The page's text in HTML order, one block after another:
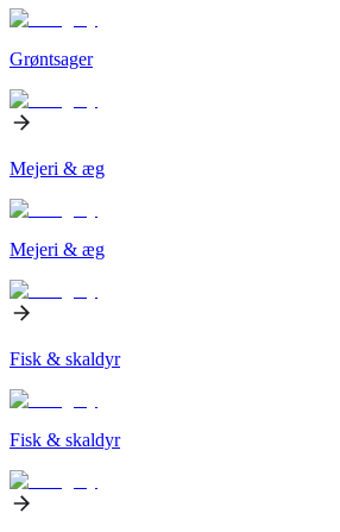
Grøntsager
Mejeri & æg
Mejeri & æg
Fisk & skaldyr
Fisk & skaldyr